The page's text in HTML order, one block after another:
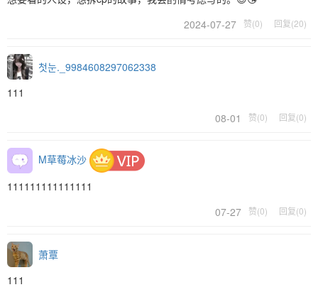
2024-07-27
赞(0) 回复(20)
첫눈._9984608297062338
111
08-01
赞(0) 回复(0)
M草莓冰沙
111111111111111
07-27
赞(0) 回复(0)
萧覃
111